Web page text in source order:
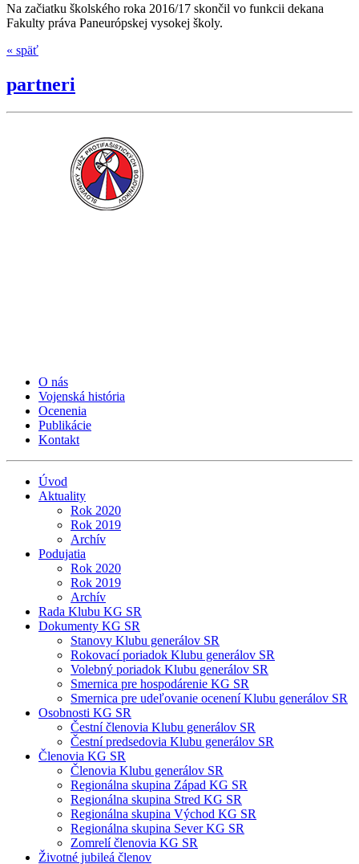
Na začiatku školského roka 2016/17 skončil vo funkcii dekana
Fakulty práva Paneurópskej vysokej školy.
« späť
partneri
O nás
Vojenská história
Ocenenia
Publikácie
Kontakt
Úvod
Aktuality
Rok 2020
Rok 2019
Archív
Podujatia
Rok 2020
Rok 2019
Archív
Rada Klubu KG SR
Dokumenty KG SR
Stanovy Klubu generálov SR
Rokovací poriadok Klubu generálov SR
Volebný poriadok Klubu generálov SR
Smernica pre hospodárenie KG SR
Smernica pre udeľovanie ocenení Klubu generálov SR
Osobnosti KG SR
Čestní členovia Klubu generálov SR
Čestní predsedovia Klubu generálov SR
Členovia KG SR
Členovia Klubu generálov SR
Regionálna skupina Západ KG SR
Regionálna skupina Stred KG SR
Regionálna skupina Východ KG SR
Regionálna skupina Sever KG SR
Zomrelí členovia KG SR
Životné jubileá členov